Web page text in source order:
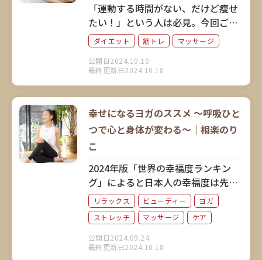
ダイエット 筋トレ マッサージ
公開日2024.10.10
最終更新日2024.10.18
「運動する時間がない、だけど痩せ
たい！」という人は必見。今回ご紹
介するのは、激しい運動をしなくて
も筋肉にアプローチしてダイエット
できると話題のミオドレ式「デブ
筋」ながしです。考案者の小野晴康
解説していただきました。
幸せになるヨガのススメ ～呼吸ひと
つで心と身体が変わる～｜相楽のり
こ
リラックス ビューティー
ヨガ
ストレッチ
マッサージ ケア
公開日2024.09.24
最終更新日2024.10.18
2024年版「世界の幸福度ランキン
グ」によると日本人の幸福度は先進
7カ国で最下位。そこでご紹介した
いのが「幸せになるヨガ」です。人
気ヨガインストラクターの相楽のり
こさんに、ヨガがもたらす心と身体
のポジティブな変化について教えて